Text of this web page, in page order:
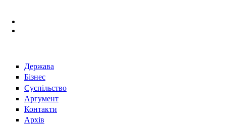
Держава
Бізнес
Суспільство
Аргумент
Контакти
Архів